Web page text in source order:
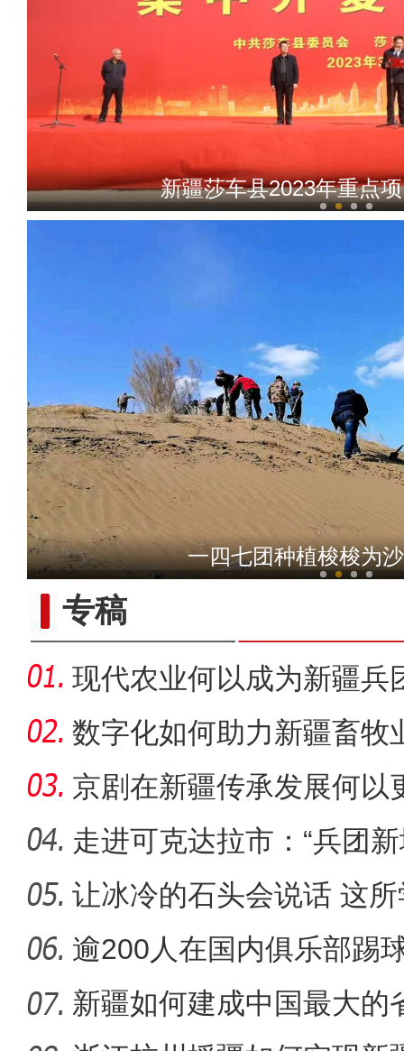
新疆莎车县2023年重点
新疆喀什市：春意浓浓万物
新疆昭苏：玉湖春雪
一四七团种植梭梭为
专稿
现代农业何以成为新疆兵
数字化如何助力新疆畜牧
京剧在新疆传承发展何以
走进可克达拉市：“兵团
起”？
让冰冷的石头会说话 这
成特色名
逾200人在国内俱乐部踢
人才济
新疆如何建成中国最大的